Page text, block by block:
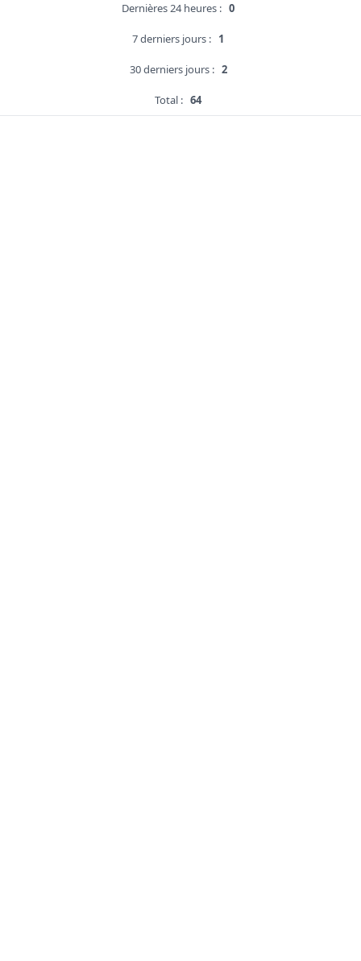
Dernières 24 heures : 0
7 derniers jours : 1
30 derniers jours : 2
Total : 64